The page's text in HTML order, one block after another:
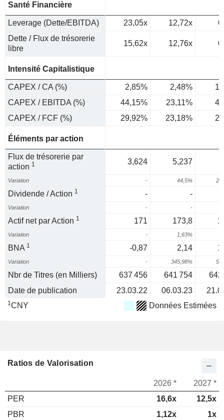
Santé Financière
Leverage (Dette/EBITDA) 23,05x 12,72x
Dette / Flux de trésorerie
libre
15,62x 12,76x
Intensité Capitalistique
CAPEX / CA (%) 2,85% 2,48%
CAPEX / EBITDA (%)
44,15% 23,11%
CAPEX / FCF (%)
29,92% 23,18%
Éléments par action
Flux de trésorerie par
action 1 3,624 5,237
Variation - 44,5%
Dividende / Action 1 - -
Variation - -
Actif net par Action 1 171 173,8
Variation - 1,63%
BNA 1 -0,87 2,14
Variation - 345,98%
Nbr de Titres (en Milliers) 637 456 641 754
642
Date de publication
23.03.22 06.03.23
1CNY Données Estimées
Ratios de Valorisation
2026 *
2027 *
PER
16,6x
12,5x
PBR
1,12x
1x